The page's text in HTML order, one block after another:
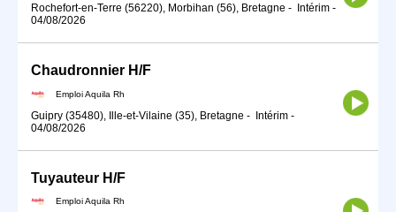
Rochefort-en-Terre (56220), Morbihan (56), Bretagne - Intérim -
04/08/2026
Chaudronnier H/F
Emploi Aquila Rh
Guipry (35480), Ille-et-Vilaine (35), Bretagne - Intérim -
04/08/2026
Tuyauteur H/F
Emploi Aquila Rh